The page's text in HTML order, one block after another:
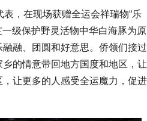
，在现场获赠全运会祥瑞物“乐
一级保护野灵活物中华白海豚为原
融、团圆和好意思。侨领们接过
的情意带回地方国度和地区，让
让更多的人感受全运魔力，促进